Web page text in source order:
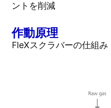
ントを削減
作動原理
FleXスクラバーの仕組み